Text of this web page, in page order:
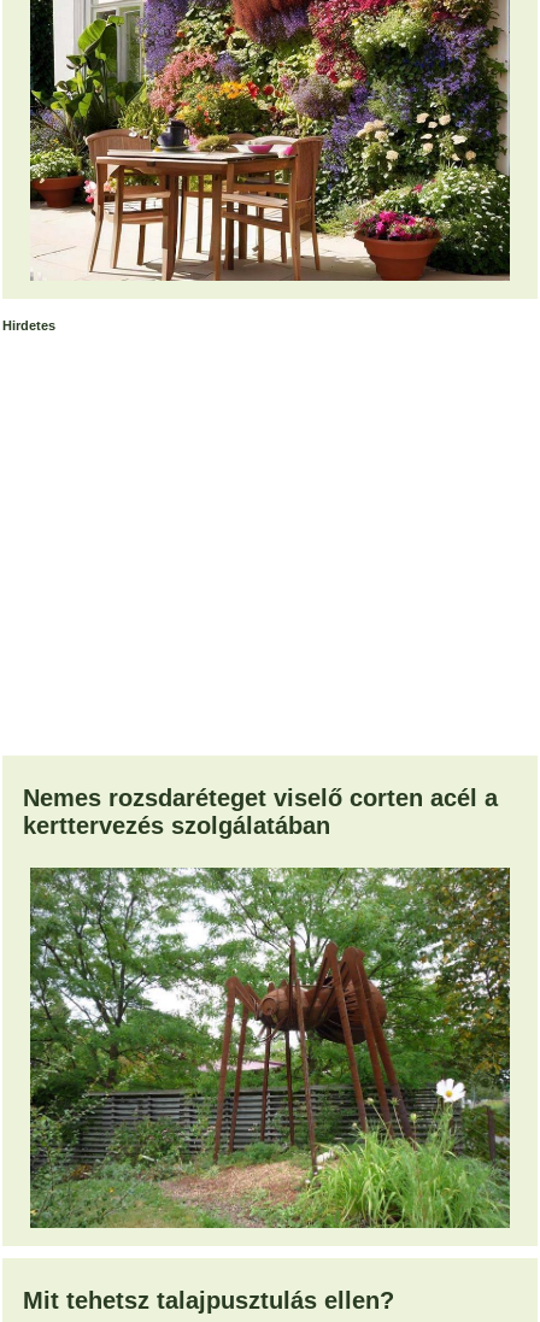
Hirdetes
Nemes rozsdaréteget viselő corten acél a
kerttervezés szolgálatában
Mit tehetsz talajpusztulás ellen?